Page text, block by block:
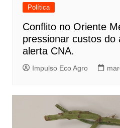
Política
Conflito no Oriente
pressionar custos do
alerta CNA.
Impulso Eco Agro